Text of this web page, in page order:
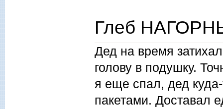
Глеб
Дед на время
голову в подушку.
я еще спал, дед
пакетами. Доставал